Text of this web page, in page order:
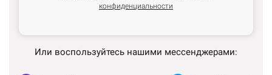
конфиденциальности
Или воспользуйтесь нашими мессенджерами: